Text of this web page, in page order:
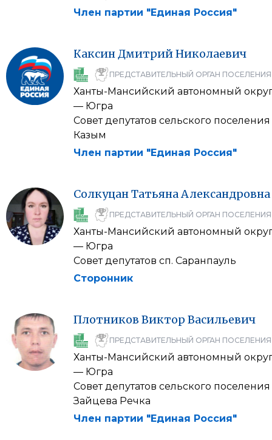
Член партии "Единая Россия"
КаксинДмитрийНиколаевич
ПРЕДСТАВИТЕЛЬНЫЙ ОРГАН ПОСЕЛЕНИЯ
Ханты-Мансийский автономный
— Югра
Совет депутатов сельского поселения
Казым
Член партии "Единая Россия"
СолкуцанТатьянаАлександровна
ПРЕДСТАВИТЕЛЬНЫЙ ОРГАН ПОСЕЛЕНИЯ
Ханты-Мансийский автономный
— Югра
Совет депутатов сп. Саранпауль
Сторонник
Плотников Виктор Васильевич
ПРЕДСТАВИТЕЛЬНЫЙ ОРГАН ПОСЕЛЕНИЯ
Ханты-Мансийский автономный
— Югра
Совет депутатов сельского поселения
Зайцева Речка
Член партии "Единая Россия"